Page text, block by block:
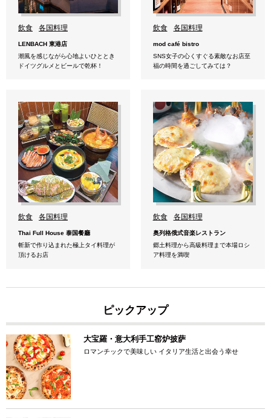
飲食 各国料理
LENBACH 東港店
潮風を感じながら心地よいひととき
ドイツグルメとビールで乾杯！
飲食 各国料理
mod café bistro
SNS女子の心くすぐる素敵なお店至
福の時間を過ごしてみては？
飲食 各国料理
Thai Full House 泰国餐廳
斬新で作り込まれた極上タイ料理が
頂けるお店
飲食 各国料理
奥列格俄式音楽レストラン
郷土料理から高級料理まで本場ロシ
ア料理を満喫
ピックアップ
大宝羅・意大利手工窑炉披萨
ロマンチックで美味しい イタリア生活と出会う幸せ